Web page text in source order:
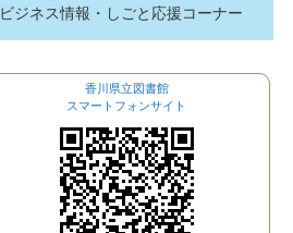
ビジネス情報・しごと応援コーナー
香川県立図書館
スマートフォンサイト